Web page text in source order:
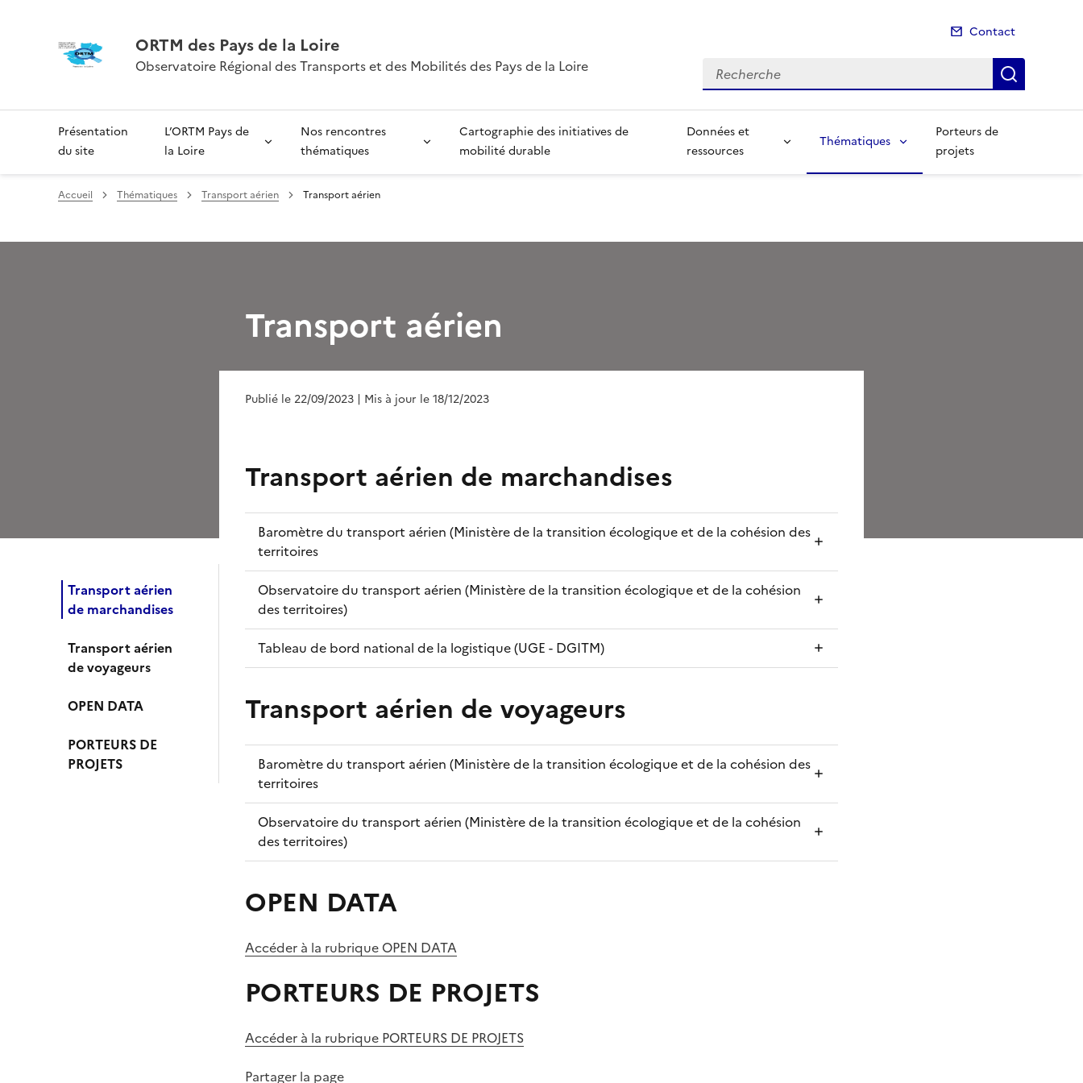
ORTM des Pays de la Loire
Observatoire Régional des Transports et des Mobilités des Pays de la Loire
Contact
Recherche
Présentation
du site
L’ORTM Pays de
la Loire
Nos rencontres
thématiques
Cartographie des initiatives de
mobilité durable
Données et
ressources
Thématiques
Porteurs de
projets
Accueil Thématiques Transport aérien Transport aérien
Transport aérien
de marchandises
Transport aérien
de voyageurs
OPEN DATA
PORTEURS DE
PROJETS
Transport aérien
Publié le 22/09/2023 | Mis à jour le 18/12/2023
Transport aérien de marchandises
Baromètre du transport aérien (Ministère de la transition écologique et de la cohésion des
territoires
Observatoire du transport aérien (Ministère de la transition écologique et de la cohésion
des territoires)
Tableau de bord national de la logistique (UGE - DGITM)
Transport aérien de voyageurs
Baromètre du transport aérien (Ministère de la transition écologique et de la cohésion des
territoires
Observatoire du transport aérien (Ministère de la transition écologique et de la cohésion
des territoires)
OPEN DATA
Accéder à la rubrique OPEN DATA
PORTEURS DE PROJETS
Accéder à la rubrique PORTEURS DE PROJETS
Partager la page